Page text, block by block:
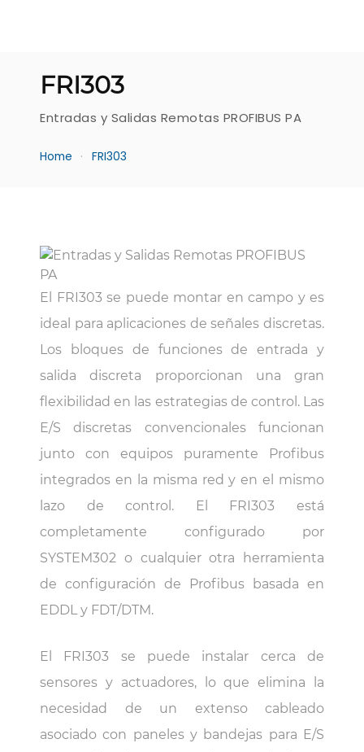
FRI303
Entradas y Salidas Remotas PROFIBUS PA
Home FRI303
El FRI303 se puede montar en campo y es
ideal para aplicaciones de señales discretas.
Los bloques de funciones de entrada y
salida discreta proporcionan una gran
flexibilidad en las estrategias de control. Las
E/S discretas convencionales funcionan
junto con equipos puramente Profibus
integrados en la misma red y en el mismo
lazo de control. El FRI303 está
completamente configurado por
SYSTEM302 o cualquier otra herramienta
de configuración de Profibus basada en
EDDL y FDT/DTM.
El FRI303 se puede instalar cerca de
sensores y actuadores, lo que elimina la
necesidad de un extenso cableado
asociado con paneles y bandejas para E/S